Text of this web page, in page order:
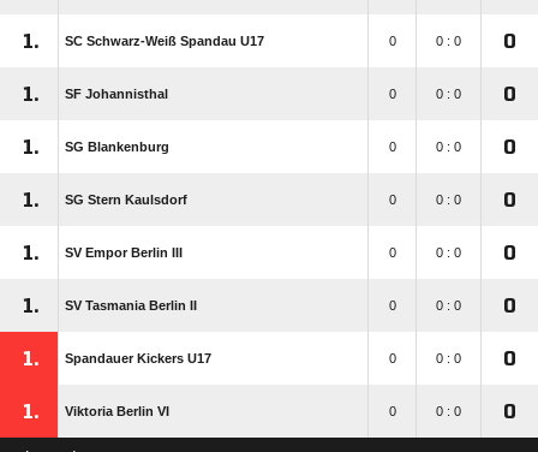
1. SC Schwarz-Weiß Spandau U17 0 0 : 0 0
1. SF Johannisthal 0 0 : 0 0
1. SG Blankenburg 0 0 : 0 0
1. SG Stern Kaulsdorf 0 0 : 0 0
1. SV Empor Berlin III 0 0 : 0 0
1. SV Tasmania Berlin II 0 0 : 0 0
1. Spandauer Kickers U17 0 0 : 0 0
1. Viktoria Berlin VI 0 0 : 0 0